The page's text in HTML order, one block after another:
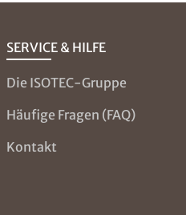
SERVICE & HILFE
Die ISOTEC-Gruppe
Häufige Fragen (FAQ)
Kontakt